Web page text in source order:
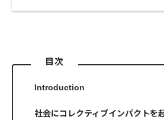
目次
Introduction
社会にコレクティブインパクトを